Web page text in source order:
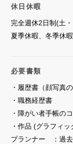
休日休暇
完全週休2日制(土
夏季休暇、冬季休
必要書類
・履歴書（顔写真
・職務経歴書
・障がい者手帳の
・作品 (グラフィ
プランナー ：過去